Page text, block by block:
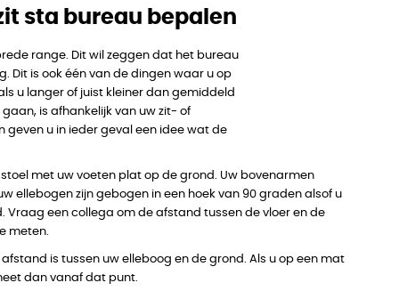
sta bureau bepalen
range. Dit wil zeggen dat het bureau
Dit is ook één van de dingen waar u op
u langer of juist kleiner dan gemiddeld
is afhankelijk van uw zit- of
u in ieder geval een idee wat de
met uw voeten plat op de grond. Uw bovenarmen
ellebogen zijn gebogen in een hoek van 90 graden alsof u
Vraag een collega om de afstand tussen de vloer en de
meten.
is tussen uw elleboog en de grond. Als u op een mat
dan vanaf dat punt.